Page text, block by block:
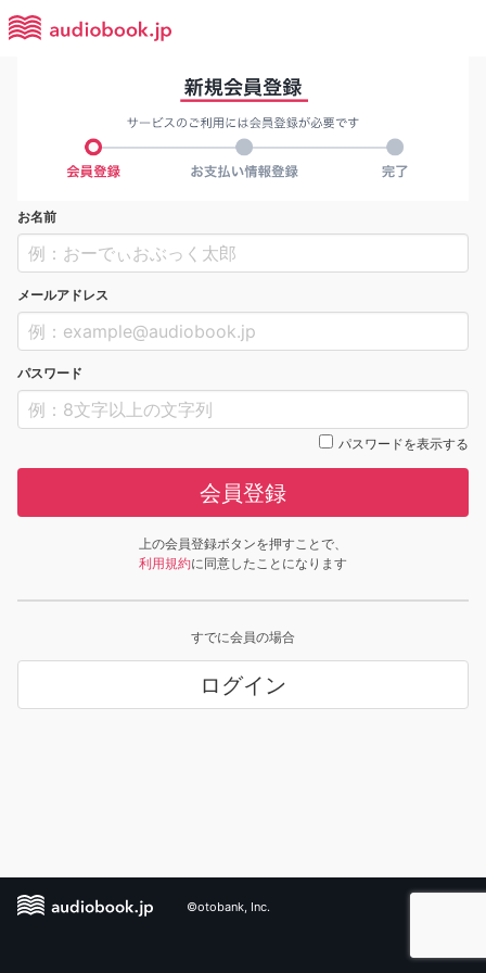
お名前
メールアドレス
パスワード
パスワードを表示する
会員登録
上の会員登録ボタンを押すことで、
利用規約に同意したことになります
すでに会員の場合
ログイン
©otobank, Inc.